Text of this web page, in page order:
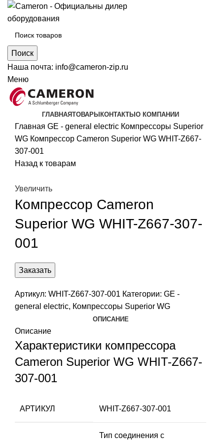
Поиск
Наша почта: info@cameron-zip.ru
Меню
ГЛАВНАЯТОВАРЫ КОНТАКТЫ О КОМПАНИИ
Главная GE - general electric Компрессоры Superior
WG Компрессор Cameron Superior WG WHIT-Z667-
307-001
Назад к товарам
Увеличить
Компрессор Cameron
Superior WG WHIT-Z667-307-
001
Заказать
Артикул: WHIT-Z667-307-001 Категории: GE -
general electric, Компрессоры Superior WG
ОПИСАНИЕ
Описание
Характеристики компрессора
Cameron Superior WG WHIT-Z667-
307-001
АРТИКУЛ WHIT-Z667-307-001
Тип соединения с